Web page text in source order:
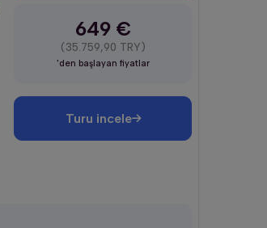
649 €
(35.759,90 TRY)
'den başlayan fiyatlar
Turu incele